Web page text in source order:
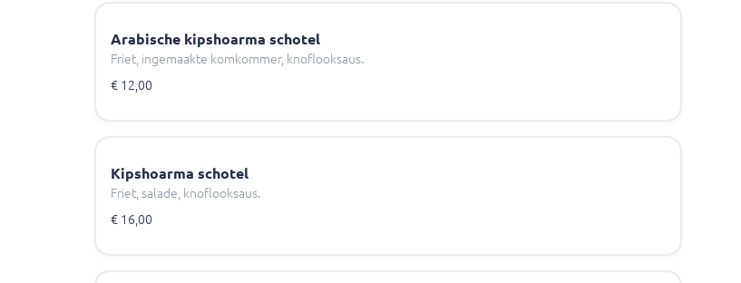
Arabische kipshoarma schotel
Friet, ingemaakte komkommer, knoflooksaus.
€ 12,00
Kipshoarma schotel
Friet, salade, knoflooksaus.
€ 16,00